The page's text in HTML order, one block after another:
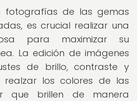
fotografías de las gemas
es crucial realizar una
para maximizar su
La edición de imágenes
de brillo, contraste y
los colores de las
que brillen de manera